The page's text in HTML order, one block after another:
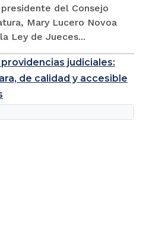
del Consejo
Mary Lucero Novoa
Ley de Jueces...
judiciales:
de calidad y accesible